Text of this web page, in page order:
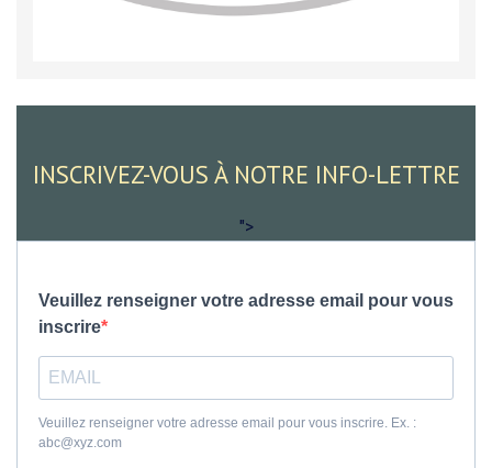
INSCRIVEZ-VOUS À NOTRE INFO-LETTRE
">
Veuillez renseigner votre adresse email pour vous
inscrire
Veuillez renseigner votre adresse email pour vous inscrire. Ex. :
abc@xyz.com